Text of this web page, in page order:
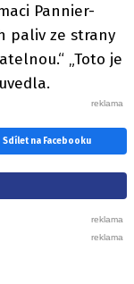
Pannier-
paliv ze strany
„Toto je
Sdílet na Facebooku